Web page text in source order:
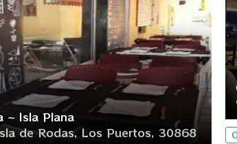
~ Isla Plana
de Rodas, Los Puertos, 30868